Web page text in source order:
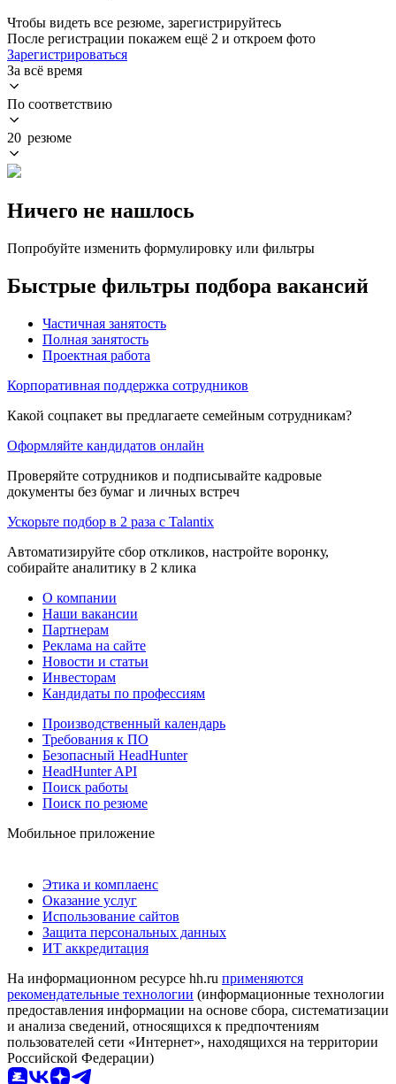
Чтобы видеть все резюме, зарегистрируйтесь
После регистрации покажем ещё 2 и откроем фото
Зарегистрироваться
За всё время
По соответствию
20 резюме
Ничего не нашлось
Попробуйте изменить формулировку или фильтры
Быстрые фильтры подбора вакансий
Частичная занятость
Полная занятость
Проектная работа
Корпоративная поддержка сотрудников
Какой соцпакет вы предлагаете семейным сотрудникам?
Оформляйте кандидатов онлайн
Проверяйте сотрудников и подписывайте кадровые
документы без бумаг и личных встреч
Ускорьте подбор в 2 раза с Talantix
Автоматизируйте сбор откликов, настройте воронку,
собирайте аналитику в 2 клика
О компании
Наши вакансии
Партнерам
Реклама на сайте
Новости и статьи
Инвесторам
Кандидаты по профессиям
Производственный календарь
Требования к ПО
Безопасный HeadHunter
HeadHunter API
Поиск работы
Поиск по резюме
Мобильное приложение
Этика и комплаенс
Оказание услуг
Использование сайтов
Защита персональных данных
ИТ аккредитация
На информационном ресурсе hh.ru применяются
рекомендательные технологии (информационные технологии
предоставления информации на основе сбора, систематизации
и анализа сведений, относящихся к предпочтениям
пользователей сети «Интернет», находящихся на территории
Российской Федерации)